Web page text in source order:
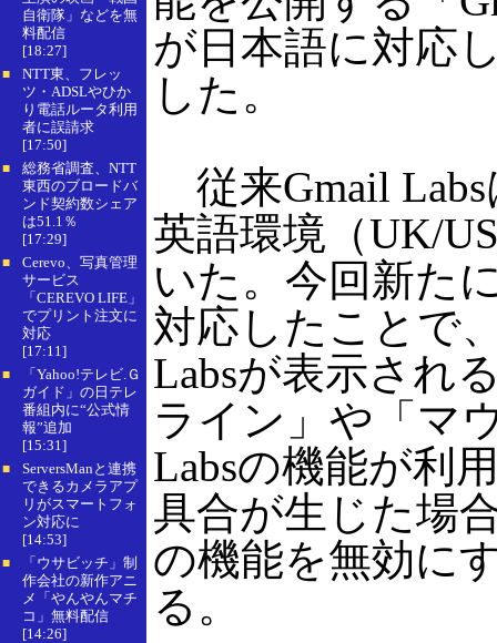
自衛隊」などを無
料配信
[18:27]
■
NTT東、フレッ
ツ・ADSLやひか
り電話ルータ利用
者に誤請求
[17:50]
■
総務省調査、NTT
東西のブロードバ
ンド契約数シェア
は51.1％
[17:29]
■
Cerevo、写真管理
サービス
「CEREVO LIFE」
でプリント注文に
対応
[17:11]
■
「Yahoo!テレビ.Ｇ
ガイド」の日テレ
番組内に“公式情
報”追加
[15:31]
■
ServersManと連携
できるカメラアプ
リがスマートフォ
ン対応に
[14:53]
■
「ウサビッチ」制
作会社の新作アニ
メ「やんやんマチ
コ」無料配信
[14:26]
が日本語に対応
した。
従来Gmail
英語環境（UK/
いた。今回新た
対応したことで
Labsが表示され
ライン」や「マ
Labsの機能が利
具合が生じた場
の機能を無効に
る。